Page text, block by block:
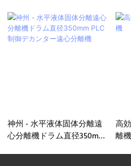
神州 - 水平液体固体分離遠
心分離機ドラム直径350mm
高
離機